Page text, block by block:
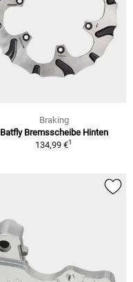
Braking
Batfly Bremsscheibe Hinten
134,99 €1